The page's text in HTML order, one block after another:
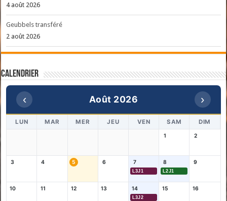
4 août 2026
Geubbels transféré
2 août 2026
Calendrier
‹ Août 2026 ›
LUN MAR MER JEU VEN SAM DIM
1 2
3 4 5 6 7
L3J1
8
L2J1
9
10 11 12 13 14
L3J2
15 16